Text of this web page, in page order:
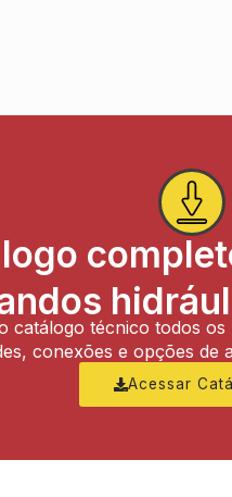
catálogo técnico todos os
conexões e opções de
Acessar